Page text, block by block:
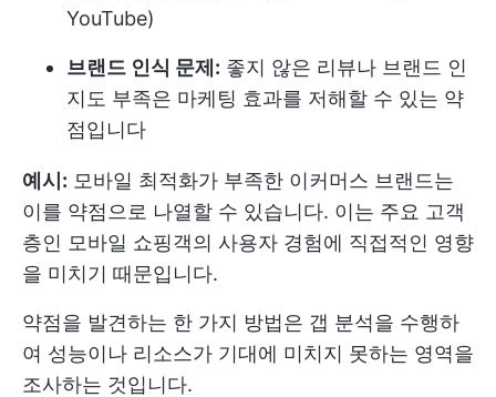
YouTube)
브랜드 인식 문제: 좋지 않은 리뷰나 브랜드 인
지도 부족은 마케팅 효과를 저해할 수 있는 약
점입니다
예시: 모바일 최적화가 부족한 이커머스 브랜드는
이를 약점으로 나열할 수 있습니다. 이는 주요 고객
층인 모바일 쇼핑객의 사용자 경험에 직접적인 영향
을 미치기 때문입니다.
약점을 발견하는 한 가지 방법은 갭 분석을 수행하
여 성능이나 리소스가 기대에 미치지 못하는 영역을
조사하는 것입니다.